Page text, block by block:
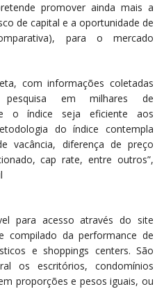
promover ainda mais a
de capital e a oportunidade de
para o mercado
com informações coletadas
em milhares de
o índice seja eficiente aos
do índice contempla
vacância, diferença de preço
cap rate, entre outros”,
para acesso através do site
compilado da performance de
e shoppings centers. São
os escritórios, condomínios
proporções e pesos iguais, ou